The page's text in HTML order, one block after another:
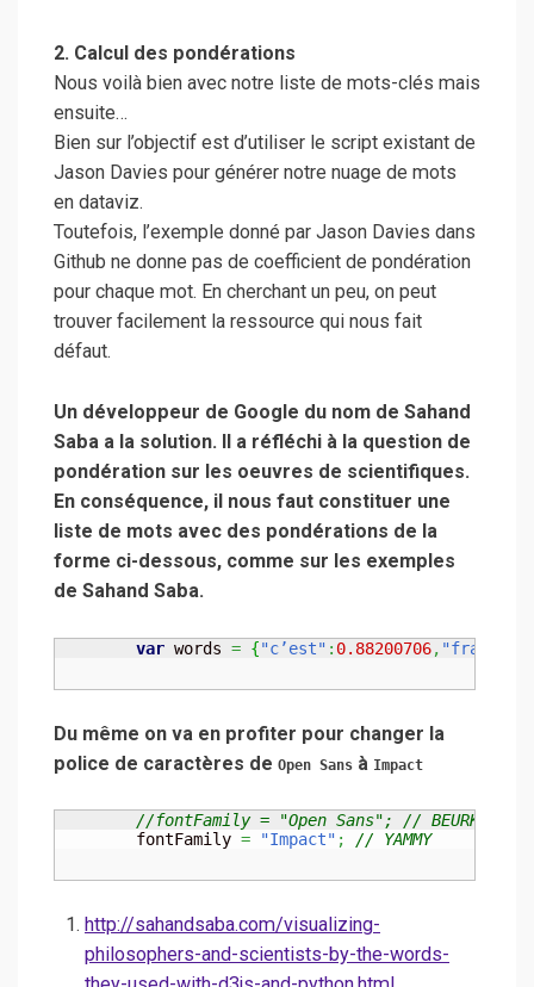
2. Calcul des pondérations
Nous voilà bien avec notre liste de mots-clés mais
ensuite…
Bien sur l’objectif est d’utiliser le script existant de
Jason Davies pour générer notre nuage de mots
en dataviz.
Toutefois, l’exemple donné par Jason Davies dans
Github ne donne pas de coefficient de pondération
pour chaque mot. En cherchant un peu, on peut
trouver facilement la ressource qui nous fait
défaut.
Un développeur de Google du nom de Sahand
Saba a la solution. Il a réfléchi à la question de
pondération sur les oeuvres de scientifiques.
En conséquence, il nous faut constituer une
liste de mots avec des pondérations de la
forme ci-dessous, comme sur les exemples
de Sahand Saba.
var words = {"c’est" : 0.88200706, "france"
Du même on va en profiter pour changer la
police de caractères de Open Sans à Impact
//fontFamily = "Open Sans"; // BEURK
	fontFamily
= "Impact" ; // YAMMY
http://sahandsaba.com/visualizing-
philosophers-and-scientists-by-the-words-